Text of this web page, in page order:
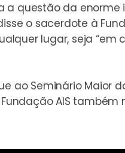
a questão da enorme
o sacerdote à
lugar, seja “em
ao Seminário Maior
AIS também